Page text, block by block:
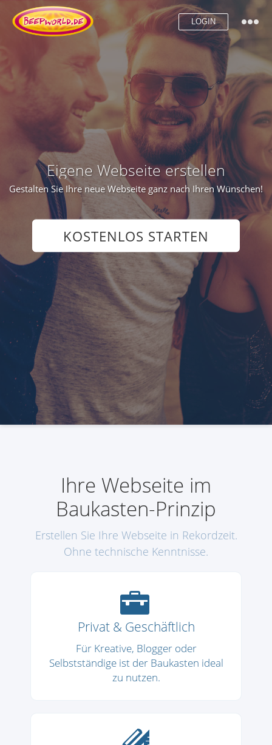
LOGIN
Eigene Webseite erstellen
Gestalten Sie Ihre neue Webseite ganz nach Ihren Wünschen!
KOSTENLOS STARTEN
Ihre Webseite im
Baukasten-Prinzip
Erstellen Sie Ihre Webseite in Rekordzeit.
Ohne technische Kenntnisse.
Privat & Geschäftlich
Für Kreative, Blogger oder
Selbstständige ist der Baukasten ideal
zu nutzen.